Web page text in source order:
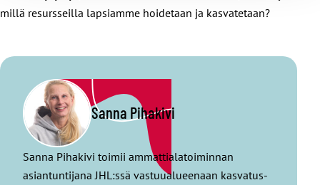
millä resursseilla lapsiamme hoidetaan ja kasvatetaan?
Sanna Pihakivi
Sanna Pihakivi toimii ammattialatoiminnan
asiantuntijana JHL:ssä vastuualueenaan kasvatus-